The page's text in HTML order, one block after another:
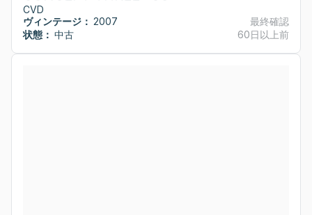
CVD
ヴィンテージ： 2007
状態： 中古
最終確認
60日以上前